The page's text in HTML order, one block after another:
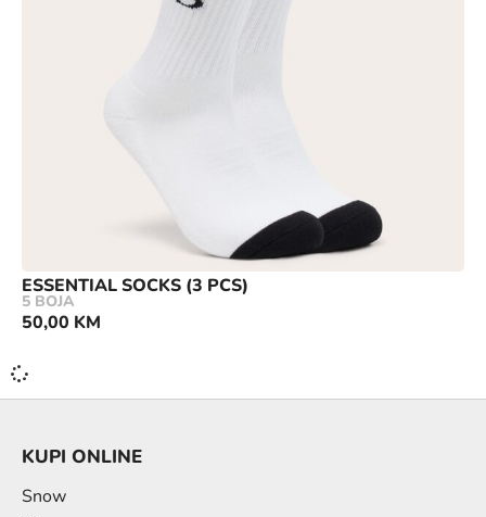
ESSENTIAL SOCKS (3 PCS)
5 BOJA
50,00 KM
KUPI ONLINE
Snow